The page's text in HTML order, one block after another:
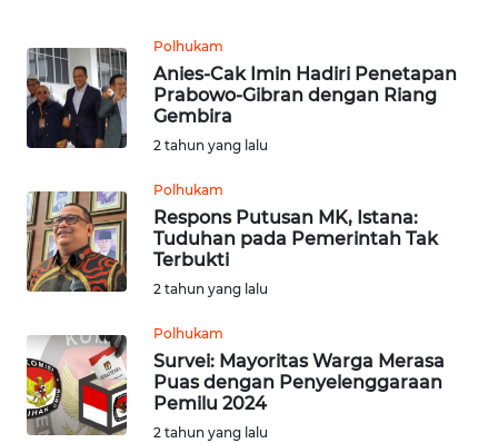
Polhukam
Anies-Cak Imin Hadiri Penetapan
Prabowo-Gibran dengan Riang
Gembira
2 tahun yang lalu
Polhukam
Respons Putusan MK, Istana:
Tuduhan pada Pemerintah Tak
Terbukti
2 tahun yang lalu
Polhukam
Survei: Mayoritas Warga Merasa
Puas dengan Penyelenggaraan
Pemilu 2024
2 tahun yang lalu
NTT
WN
KEPRI
WN
PAPUA
WN
BARAT
WN
RIAU